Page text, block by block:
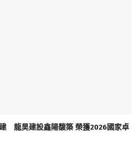
龍昊建設鑫陽馥築 榮獲2026國家卓